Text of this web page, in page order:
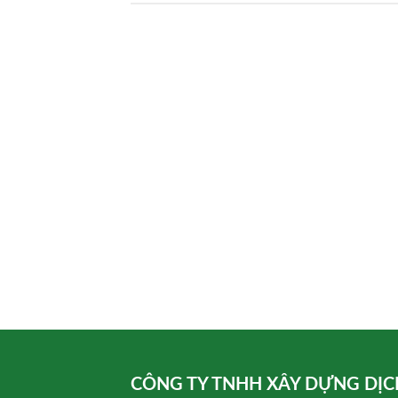
CÔNG TY TNHH XÂY DỰNG